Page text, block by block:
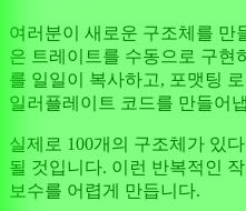
여러분이 새로운 구조체를 만
은 트레이트를 수동으로 구현
를 일일이 복사하고, 포맷팅
일러플레이트 코드를 만들어
실제로 100개의 구조체가 있
될 것입니다. 이런 반복적인
보수를 어렵게 만듭니다.